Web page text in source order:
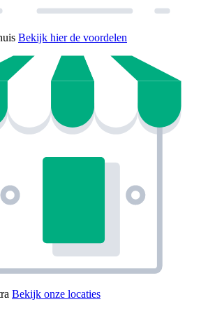
Bekijk hier de voordelen
Bekijk onze locaties